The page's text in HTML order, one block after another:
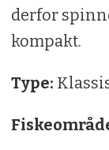
derfor
kompakt.
Type: